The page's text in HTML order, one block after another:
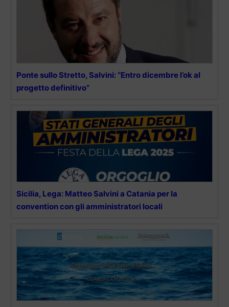
Ponte sullo Stretto, Salvini: “Entro dicembre l’ok al
progetto definitivo”
Sicilia, Lega: Matteo Salvini a Catania per la
convention con gli amministratori locali